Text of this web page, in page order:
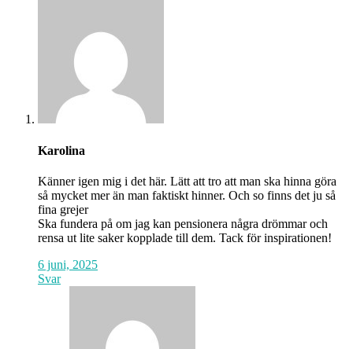
Karolina
Känner igen mig i det här. Lätt att tro att man ska hinna göra
så mycket mer än man faktiskt hinner. Och so finns det ju så
fina grejer
Ska fundera på om jag kan pensionera några drömmar och
rensa ut lite saker kopplade till dem. Tack för inspirationen!
6 juni, 2025
Svar